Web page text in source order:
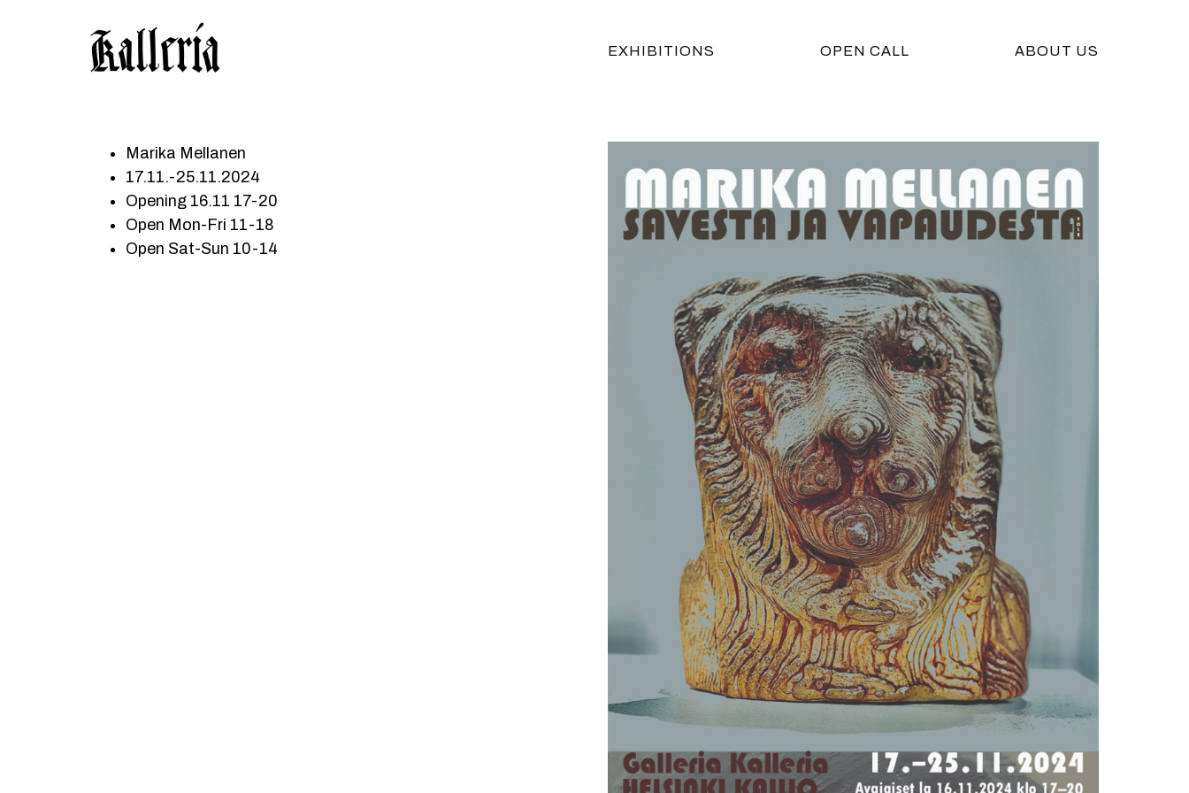
pääsisältöön
alatunnisteeseen
EXHIBITIONS OPEN CALL ABOUT US
Marika Mellanen
17.11.-25.11.2024
Opening 16.11 17-20
Open Mon-Fri 11-18
Open Sat-Sun 10-14